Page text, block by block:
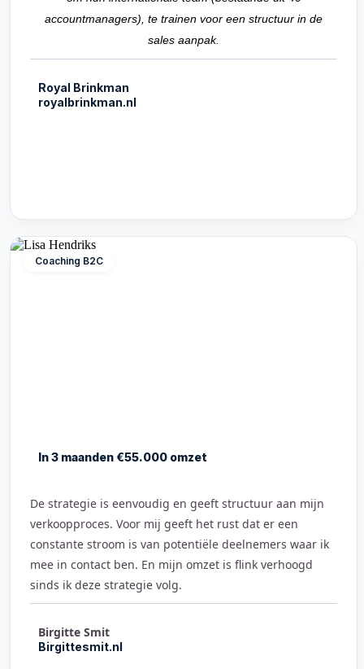
accountmanagers), te trainen voor een structuur in de
sales aanpak.
Royal Brinkman
royalbrinkman.nl
Coaching B2C
In 3 maanden €55.000 omzet
De strategie is eenvoudig en geeft structuur aan mijn
verkoopproces. Voor mij geeft het rust dat er een
constante stroom is van potentiële deelnemers waar ik
mee in contact ben. En mijn omzet is flink verhoogd
sinds ik deze strategie volg.
Birgitte Smit
Birgittesmit.nl